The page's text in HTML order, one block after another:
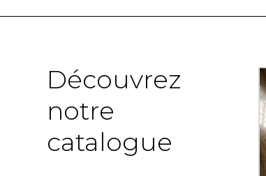
Découvrez
notre
catalogue